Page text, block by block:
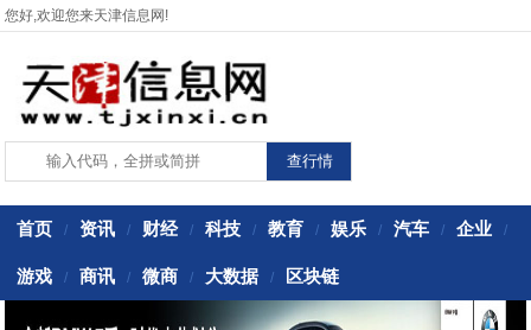
您好,欢迎您来天津信息网!
首页 / 资讯 / 财经 / 科技 / 教育 / 娱乐 / 汽车 / 企业 /
游戏 / 商讯 / 微商 / 大数据 / 区块链